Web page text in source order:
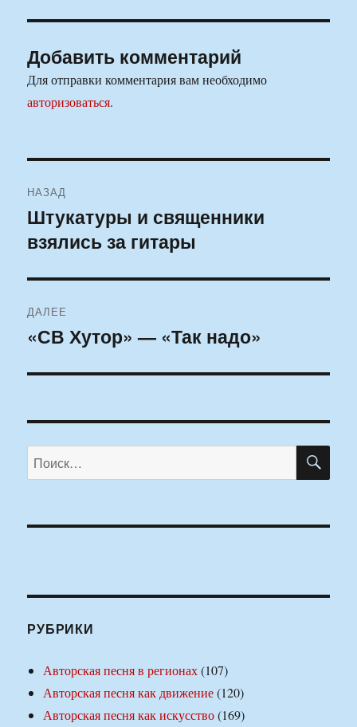
Добавить комментарий
Для отправки комментария вам необходимо
авторизоваться.
по
записям
НАЗАД
Предыдущая
запись:
Штукатуры и священники
взялись за гитары
ДАЛЕЕ
Следующая
«СВ Хутор» — «Так надо»
Искать:
РУБРИКИ
Авторская песня в регионах(107)
Авторская песня как движение(120)
Авторская песня как искусство(169)